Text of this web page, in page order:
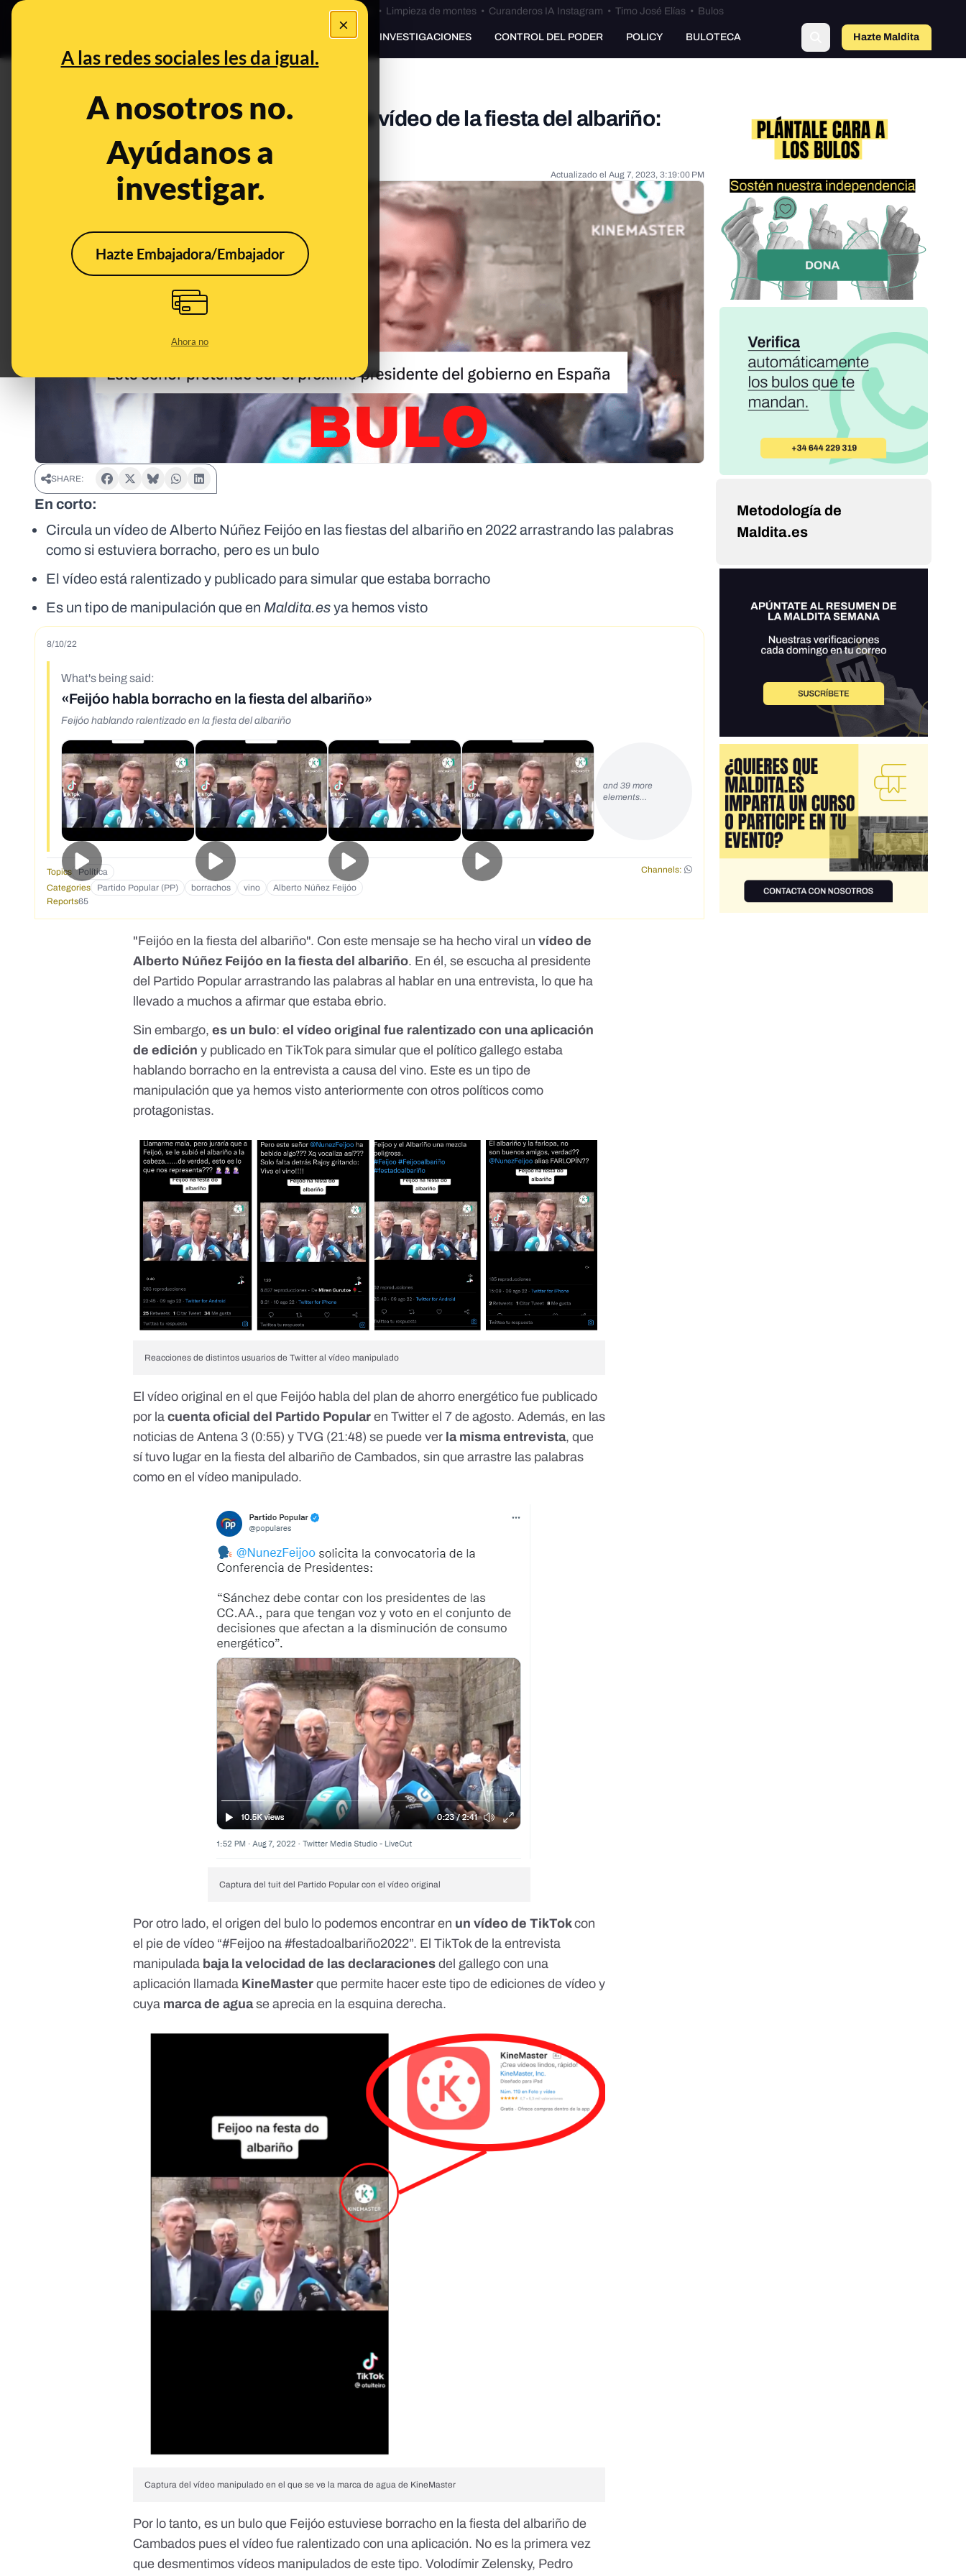
×
A las redes sociales les da igual.
A nosotros no.
Ayúdanos a
investigar.
Hazte Embajadora/Embajador
Ahora no
Bulos Ceuta • Limpieza de montes• Curanderos IA Instagram • Timo José Elías• Bulos
PREBUNKING INVESTIGACIONES CONTROL DEL PODER POLICY BULOTECA Hazte Maldito
No, Feijóo no está borracho en este vídeo de la fiesta del albariño:
está ralentizado
Aug 10, 2022, 11:41:21 AM Actualizado el Aug 7, 2023, 3:19:00 PM
SHARE:
En corto:
Circula un vídeo de Alberto Núñez Feijóo en las fiestas del albariño en 2022 arrastrando las palabras
como si estuviera borracho, pero es un bulo
El vídeo está ralentizado y publicado para simular que estaba borracho
Es un tipo de manipulación que en Maldita.esya hemos visto
8/10/22
What's being said:
«Feijóo habla borracho en la fiesta del albariño»
Feijóo hablando ralentizado en la fiesta del albariño
and 39 more
elements…
Topics Política
Channels:
Categories
Partido Popular (PP) borrachos vino
Alberto Núñez Feijóo
Reports65
"Feijóo en la fiesta del albariño". Con este mensaje se ha hecho viral unvídeo de
Alberto Núñez Feijóo en la fiesta del albariño. En él, se escucha al presidente
del Partido Popular arrastrando las palabras al hablar en una entrevista, lo que ha
llevado a muchos aafirmar que estaba ebrio.
Sin embargo,es un bulo:el vídeo original fue ralentizado con una aplicación
de edición y publicado en TikTok para simular que el político gallego estaba
hablando borracho en la entrevista a causa del vino. Este es un tipo de
manipulación queya hemos visto anteriormente con otros políticos como
protagonistas.
Reacciones de distintos usuarios de Twitter al vídeo manipulado
El vídeo original en el que Feijóo habla del plan de ahorro energéticofue publicado
por lacuenta oficial del Partido Popular en Twitter el 7 de agosto. Además, en las
noticias deAntena 3 (0:55) yTVG (21:48) se puede ver la misma entrevista, que
sí tuvo lugar en la fiesta del albariño de Cambados, sin que arrastre las palabras
como en el vídeo manipulado.
Captura del tuit del Partido Popular con el vídeo original
Por otro lado, el origen del bulo lo podemos encontrar en un vídeo de TikTok con
el pie de vídeo “#Feijoo na#festadoalbariño2022”. El TikTok de la entrevista
manipulada baja la velocidad de las declaraciones del gallego con una
aplicación llamada KineMaster que permite hacer este tipo de ediciones de vídeo y
cuya marca de aguase aprecia en la esquina derecha.
Captura del vídeo manipulado en el que se ve la marca de agua de KineMaster
Por lo tanto, es un bulo que Feijóo estuviese borracho en la fiesta del albariño de
Cambados pues el vídeo fue ralentizado con una aplicación. No es la primera vez
que desmentimos vídeos manipulados de este tipo.Volodímir Zelensky, Pedro
Metodología de
Maldita.es